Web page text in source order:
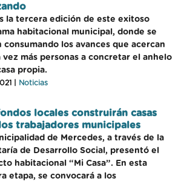
la tercera edición de este exitoso
habitacional municipal, donde se
consumando los avances que acercan
vez más personas a concretar el anhelo
propia.
| Noticias
locales construirán casas
trabajadores municipales
de Mercedes, a través de la
de Desarrollo Social, presentó el
habitacional “Mi Casa”. En esta
etapa, se convocará a los